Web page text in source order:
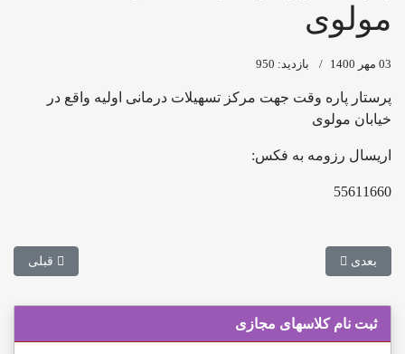
مولوی
03 مهر 1400 بازدید: 950
پرستار پاره وقت جهت مرکز تسهیلات درمانی اولیه واقع در
خیابان مولوی
اریسال رزومه به فکس:
55611660
مطلب قبلی:
قبلی
مطلب بعدی: راه اندازی آزمایشگاه های پیش بالینی در دانشگاه‌های
بعدی
ثبت نام کلاسهای مجازی